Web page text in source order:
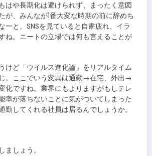
はや長期化は避けられず、まったく意図
が、みんなが1番大変な時期の前に辞めち
ーと。SNSを見ていると自粛疲れ、イラ
ね。ニートの立場では何も言えることが
けど「ウイルス進化論」をリアルタイム
。ここでいう変異は通勤→在宅、外出→
化ですね。業界にもよりますがもしテレ
率が落ちないことに気がついてしまった
勤してくれる社員は居るんでしょうか。
ましょう。